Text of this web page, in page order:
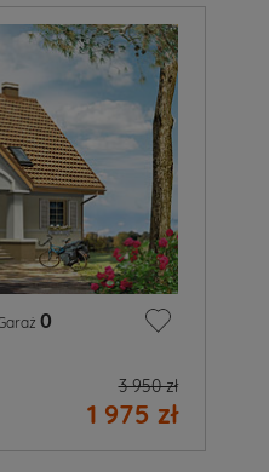
0
3 950 zł
1 975 zł